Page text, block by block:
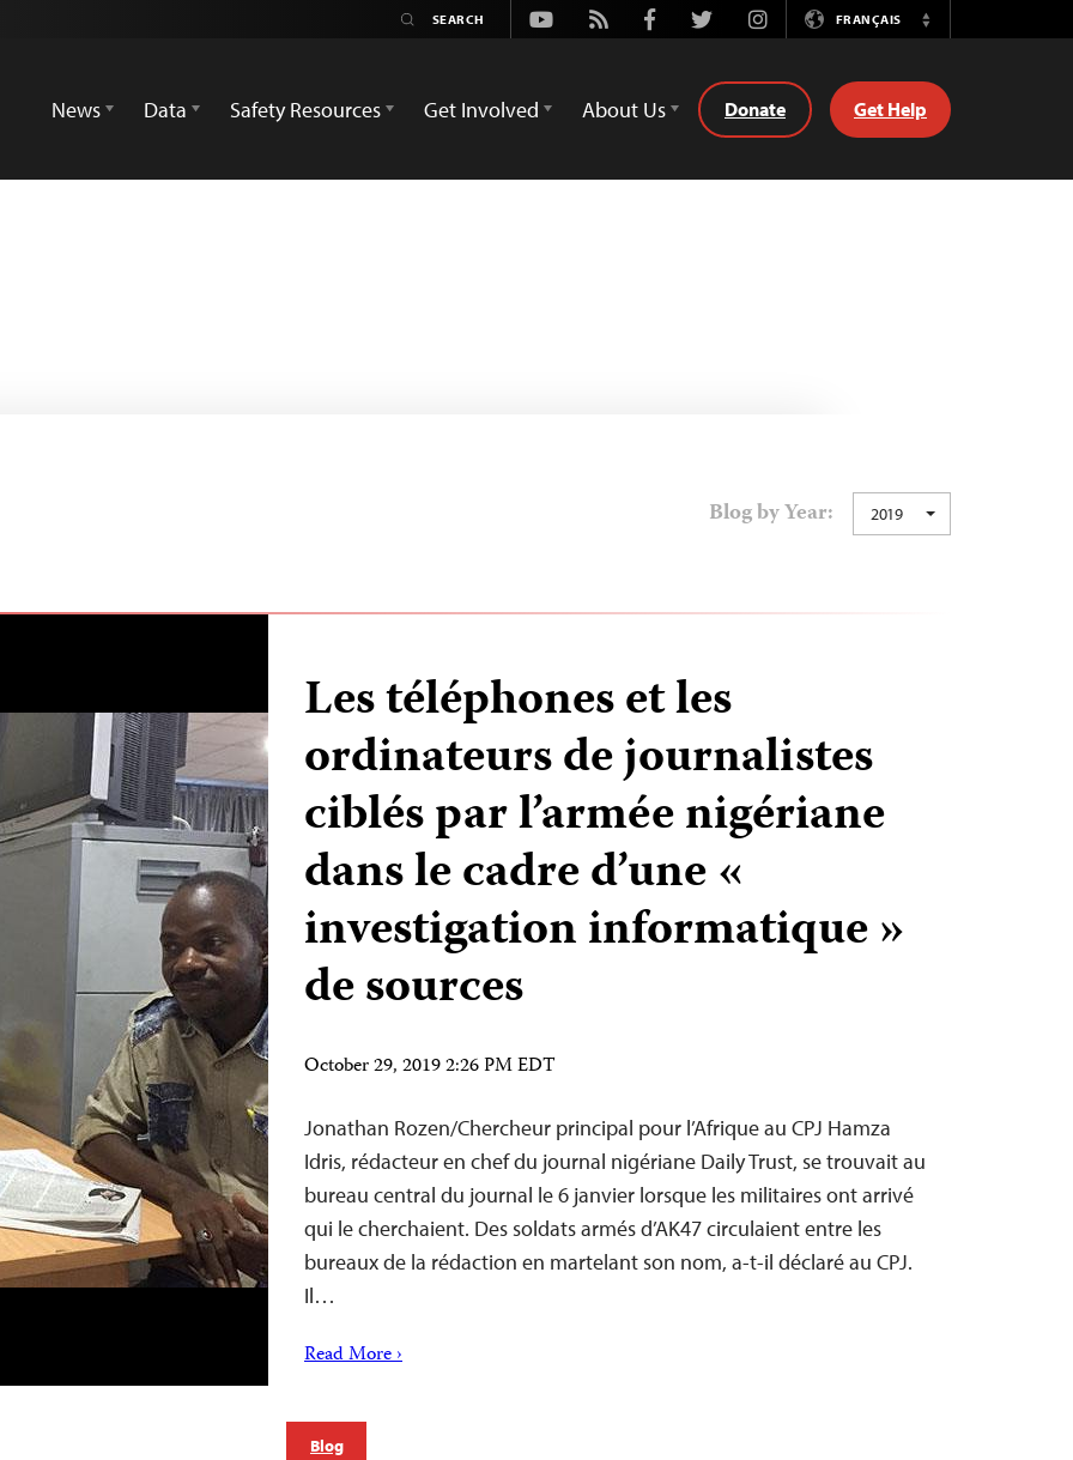
Youtube
Rss FacebookTwitterInstagramFRANÇAIS
Switch
News
Data Safety Resources Get Involved About Us Donate Get Help
Blog by Year: 2019
Les téléphones et les
ordinateurs de journalistes
ciblés par l’armée nigériane
dans le cadre d’une «
investigation informatique »
de sources
October 29, 2019 2:26 PM EDT
Jonathan Rozen/Chercheur principal pour l’Afrique au CPJ Hamza
Idris, rédacteur en chef du journal nigériane Daily Trust, se trouvait au
bureau central du journal le 6 janvier lorsque les militaires ont arrivé
qui le cherchaient. Des soldats armés d’AK47 circulaient entre les
bureaux de la rédaction en martelant son nom, a-t-il déclaré au CPJ.
Il…
Read More ›
Blog